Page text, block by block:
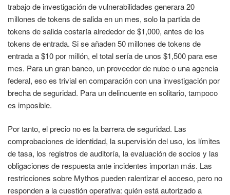
trabajo de investigación de vulnerabilidades generara 20
millones de tokens de salida en un mes, solo la partida de
tokens de salida costaría alrededor de $1,000, antes de los
tokens de entrada. Si se añaden 50 millones de tokens de
entrada a $10 por millón, el total sería de unos $1,500 para ese
mes. Para un gran banco, un proveedor de nube o una agencia
federal, eso es trivial en comparación con una investigación por
brecha de seguridad. Para un delincuente en solitario, tampoco
es imposible.
Por tanto, el precio no es la barrera de seguridad. Las
comprobaciones de identidad, la supervisión del uso, los límites
de tasa, los registros de auditoría, la evaluación de socios y las
obligaciones de respuesta ante incidentes importan más. Las
restricciones sobre Mythos pueden ralentizar el acceso, pero no
responden a la cuestión operativa: quién está autorizado a